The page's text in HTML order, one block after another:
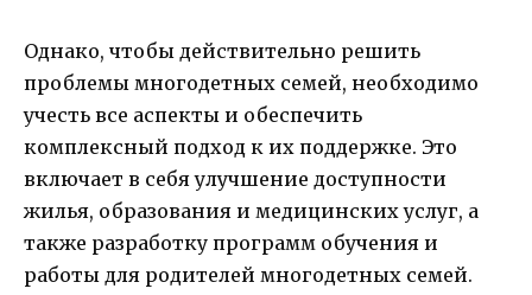
Однако, чтобы действительно решить
проблемы многодетных семей, необходимо
учесть все аспекты и обеспечить
комплексный подход к их поддержке. Это
включает в себя улучшение доступности
жилья, образования и медицинских услуг, а
также разработку программ обучения и
работы для родителей многодетных семей.